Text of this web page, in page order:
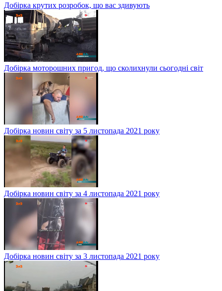
Добірка крутих розробок, що вас здивують
Добірка моторошних пригод, що сколихнули сьогодні світ
Добірка новин світу за 5 листопада 2021 року
Добірка новин світу за 4 листопада 2021 року
Добірка новин світу за 3 листопада 2021 року